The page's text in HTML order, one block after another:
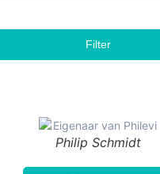
Filter
Philip Schmidt